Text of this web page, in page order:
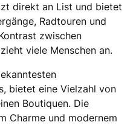
direkt an List und bietet
Radtouren und
zwischen
viele Menschen an.
bietet eine Vielzahl von
Boutiquen. Die
Charme und modernem